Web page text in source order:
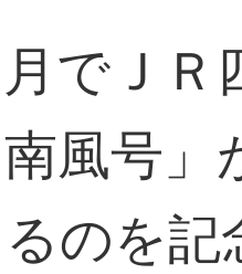
でＪＲ
風号」
のを